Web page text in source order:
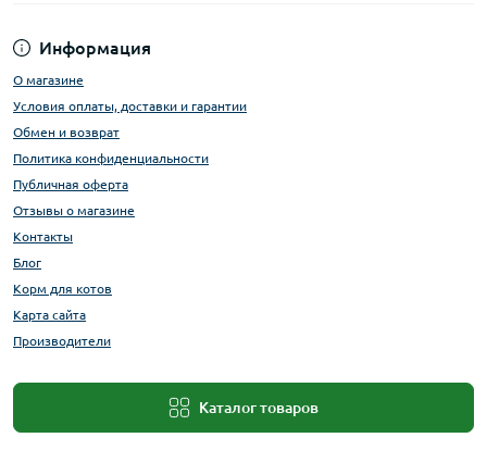
Информация
О магазине
Условия оплаты, доставки и гарантии
Обмен и возврат
Политика конфиденциальности
Публичная оферта
Отзывы о магазине
Контакты
Блог
Корм для котов
Карта сайта
Производители
Каталог товаров